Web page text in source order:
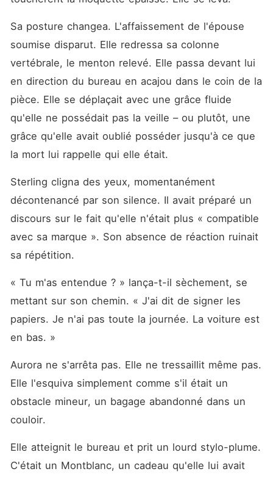
Sa posture changea. L'affaissement de l'épouse
soumise disparut. Elle redressa sa colonne
vertébrale, le menton relevé. Elle passa devant lui
en direction du bureau en acajou dans le coin de la
pièce. Elle se déplaçait avec une grâce fluide
qu'elle ne possédait pas la veille – ou plutôt, une
grâce qu'elle avait oublié posséder jusqu'à ce que
la mort lui rappelle qui elle était.
Sterling cligna des yeux, momentanément
décontenancé par son silence. Il avait préparé un
discours sur le fait qu'elle n'était plus « compatible
avec sa marque ». Son absence de réaction ruinait
sa répétition.
« Tu m'as entendue ? » lança-t-il sèchement, se
mettant sur son chemin. « J'ai dit de signer les
papiers. Je n'ai pas toute la journée. La voiture est
en bas. »
Aurora ne s'arrêta pas. Elle ne tressaillit même pas.
Elle l'esquiva simplement comme s'il était un
obstacle mineur, un bagage abandonné dans un
couloir.
Elle atteignit le bureau et prit un lourd stylo-plume.
C'était un Montblanc, un cadeau qu'elle lui avait